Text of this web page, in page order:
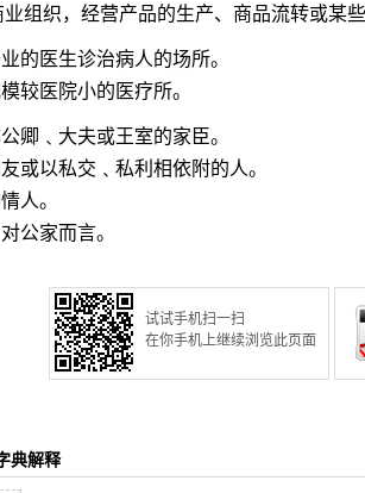
业组织，经营产品的生产、商品流转或某
的医生诊治病人的场所。
较医院小的医疗所。
卿﹑大夫或王室的家臣。
或以私交﹑私利相依附的人。
人。
公家而言。
试试手机扫一扫
在你手机上继续浏览此页面
典解释